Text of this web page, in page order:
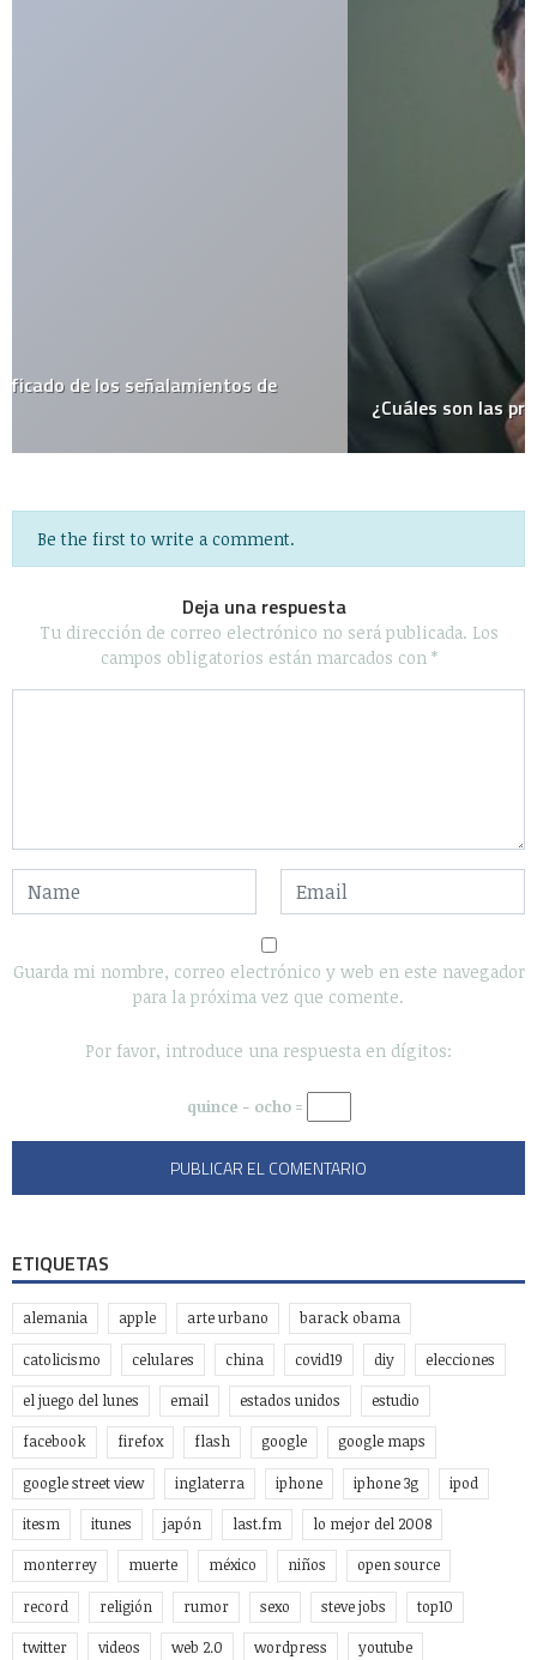
¿Cuáles son las profesiones más lucrativas?
Be the first to write a comment.
Deja una respuesta
Tu dirección de correo electrónico no será publicada. Los
campos obligatorios están marcados con *
Guarda mi nombre, correo electrónico y web en este navegador
para la próxima vez que comente.
Por favor, introduce una respuesta en dígitos:
quince − ocho =
ETIQUETAS
alemania apple arte urbano barack obama
catolicismo celulares china covid19 diy elecciones
el juego del lunes email estados unidos estudio
facebook firefox flash google google maps
google street view inglaterra iphone iphone 3g ipod
itesm itunes japón last.fm lo mejor del 2008
monterrey muerte méxico niños open source
record religión rumor sexo steve jobs top10
twitter videos web 2.0 wordpress youtube